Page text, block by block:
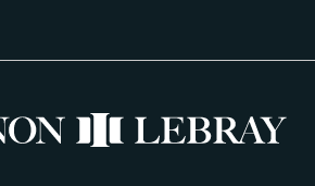
de nouveau
le guide